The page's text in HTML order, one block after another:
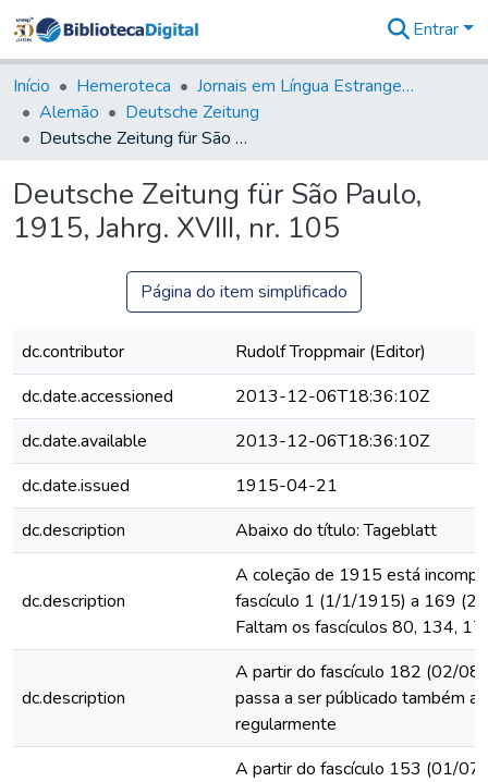
&
Coleções
Tudo na
Biblioteca
Estatísticas
Entrar
Início Hemeroteca
Jornais em Língua Estrangeira
Alemão
Deutsche Zeitung
Deutsche Zeitung für São Paulo, 1915, Jahrg. XVIII, nr. 105
Deutsche Zeitung für São Paulo,
1915, Jahrg. XVIII, nr. 105
Página do item simplificado
dc.contributor
Rudolf Troppmair (Editor)
dc.date.accessioned
2013-12-06T18:36:10Z
dc.date.available
2013-12-06T18:36:10Z
dc.date.issued
1915-04-21
dc.description
Abaixo do título: Tageblatt
dc.description
A coleção de 1915 está
fascículo 1 (1/1/1915) a 169
Faltam os fascículos 80, 134,
dc.description
A partir do fascículo 182 (02/
passa a ser públicado também
regularmente
A partir do fascículo 153 (01/